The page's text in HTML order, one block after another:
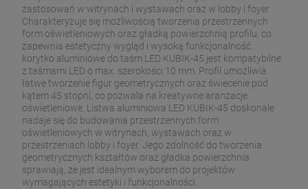
zastosowań w witrynach i wystawach oraz w lobby i foyer.
Charakteryzuje się możliwością tworzenia przestrzennych
form oświetleniowych oraz gładką powierzchnią profilu, co
zapewnia estetyczny wygląd i wysoką funkcjonalność.
korytko aluminiowe do taśm LED KUBIK-45 jest kompatybilne
z taśmami LED o max. szerokości 10 mm. Profil umożliwia
łatwe tworzenie figur geometrycznych oraz świecenie pod
kątem 45 stopni, co pozwala na kreatywne aranżacje
oświetleniowe. Listwa aluminiowa LED KUBIK-45 doskonale
nadaje się do budowania przestrzennych form
oświetleniowych w witrynach, wystawach oraz w
przestrzeniach lobby i foyer. Jego zdolność do tworzenia
geometrycznych kształtów oraz gładka powierzchnia
sprawiają, że jest idealnym wyborem do projektów
wymagających estetyki i funkcjonalności.